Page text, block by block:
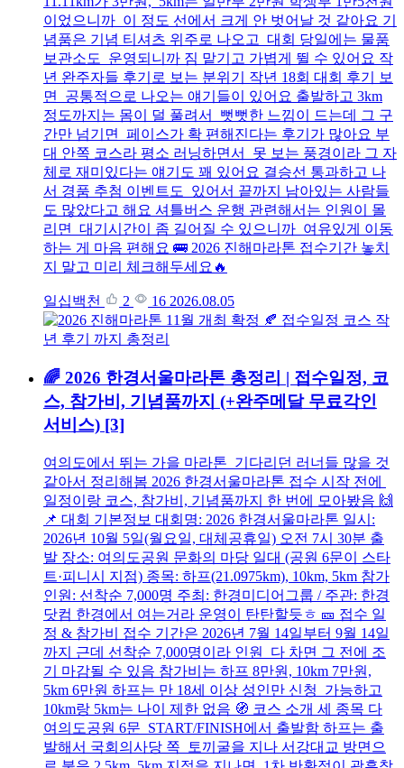
이었으니까 이 정도 선에서 크게 안 벗어날 것 같아요 기
념품은 기념 티셔츠 위주로 나오고 대회 당일에는 물품
보관소도 운영되니까 짐 맡기고 가볍게 뛸 수 있어요 작
년 완주자들 후기로 보는 분위기 작년 18회 대회 후기 보
면 공통적으로 나오는 얘기들이 있어요 출발하고 3km
정도까지는 몸이 덜 풀려서 뻣뻣한 느낌이 드는데 그 구
간만 넘기면 페이스가 확 편해진다는 후기가 많아요 부
대 안쪽 코스라 평소 러닝하면서 못 보는 풍경이라 그 자
체로 재미있다는 얘기도 꽤 있어요 결승선 통과하고 나
서 경품 추첨 이벤트도 있어서 끝까지 남아있는 사람들
도 많았다고 해요 셔틀버스 운행 관련해서는 인원이 몰
리면 대기시간이 좀 길어질 수 있으니까 여유있게 이동
하는 게 마음 편해요 🚌 2026 진해마라톤 접수기간 놓치
지 말고 미리 체크해두세요🔥
일십백천 2 16 2026.08.05
🌈 2026 한경서울마라톤 총정리 | 접수일정, 코
스, 참가비, 기념품까지 (+완주메달 무료각인
서비스) [3]
여의도에서 뛰는 가을 마라톤 기다리던 러너들 많을 것
같아서 정리해봄 2026 한경서울마라톤 접수 시작 전에
일정이랑 코스, 참가비, 기념품까지 한 번에 모아봤음 🙌
📌 대회 기본정보 대회명: 2026 한경서울마라톤 일시:
2026년 10월 5일(월요일, 대체공휴일) 오전 7시 30분 출
발 장소: 여의도공원 문화의 마당 일대 (공원 6문이 스타
트·피니시 지점) 종목: 하프(21.0975km), 10km, 5km 참가
인원: 선착순 7,000명 주최: 한경미디어그룹 / 주관: 한경
닷컴 한경에서 여는거라 운영이 탄탄할듯ㅎ 🎫 접수 일
정 & 참가비 접수 기간은 2026년 7월 14일부터 9월 14일
까지 근데 선착순 7,000명이라 인원 다 차면 그 전에 조
기 마감될 수 있음 참가비는 하프 8만원, 10km 7만원,
5km 6만원 하프는 만 18세 이상 성인만 신청 가능하고
10km랑 5km는 나이 제한 없음 🧭 코스 소개 세 종목 다
여의도공원 6문 START/FINISH에서 출발함 하프는 출
발해서 국회의사당 쪽 토끼굴을 지나 서강대교 방면으